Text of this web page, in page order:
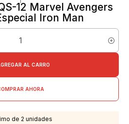
12 Marvel Avengers
Iron Man
AL CARRO
AHORA
de 2 unidades